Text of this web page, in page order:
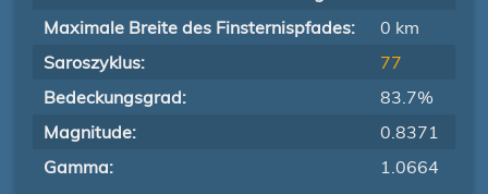
Maximale Breite des Finsternispfades:
0 km
Saroszyklus:
77
Bedeckungsgrad:
83.7%
Magnitude:
0.8371
Gamma:
1.0664